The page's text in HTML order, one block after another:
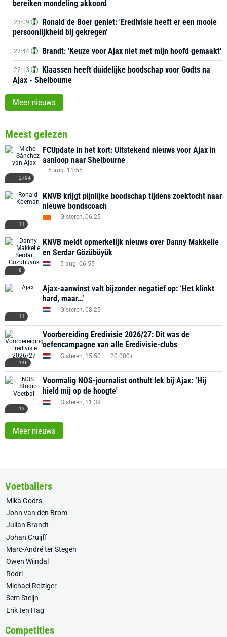
bereiken mondeling akkoord
23:09
Ronald de Boer geniet: 'Eredivisie heeft er een mooie
persoonlijkheid bij gekregen'
22:44 Brandt: 'Keuze voor Ajax niet met mijn hoofd gemaakt'
22:13
Klaassen heeft duidelijke boodschap voor Godts na
Ajax - Shelbourne
Meer nieuws
Meest gelezen
2794
FCUpdate in het kort: Uitstekend nieuws voor Ajax in
aanloop naar Shelbourne
5 aug. 11:55
11
KNVB krijgt pijnlijke boodschap tijdens zoektocht naar
nieuwe bondscoach
Gisteren, 06:25
8
KNVB meldt opmerkelijk nieuws over Danny Makkelie
en Serdar Gözübüyük
5 aug. 06:55
11
Ajax-aanwinst valt bijzonder negatief op: ‘Het klinkt
hard, maar…’
Gisteren, 08:25
146
Voorbereiding Eredivisie 2026/27: Dit was de
oefencampagne van alle Eredivisie-clubs
Gisteren, 15:50 20.000+
12
Voormalig NOS-journalist onthult lek bij Ajax: ‘Hij
hield mij op de hoogte'
Gisteren, 11:39
Meer nieuws
Voetballers
Mika Godts
John van den Brom
Julian Brandt
Johan Cruijff
Marc-André ter Stegen
Owen Wijndal
Rodri
Michael Reiziger
Sem Steijn
Erik ten Hag
Competities